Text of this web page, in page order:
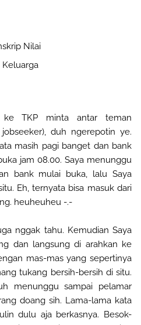
Nilai
Keluarga
TKP minta antar teman
duh ngerepotin ye.
masih pagi banget dan bank
jam 08.00. Saya menunggu
bank mulai buka, lalu Saya
Eh, ternyata bisa masuk dari
heuheuheu -.-
nggak tahu. Kemudian Saya
dan langsung di arahkan ke
mas-mas yang sepertinya
tukang bersih-bersih di situ.
menunggu sampai pelamar
doang sih. Lama-lama kata
dulu aja berkasnya. Besok-